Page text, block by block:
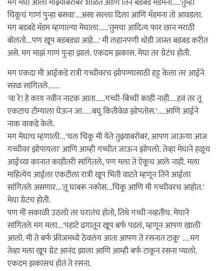
चिकूचं गाणं पुन्हा बसवा'...असा सल्ला दिला आणि मॅडमना तो आवडला.
मग बडबडे मॅडम म्हणाल्या मेघाला.....'तुमचा आदित्य फार छान मराठी
बोलतो...पण खूप बडबड्या आहे...' मी लहानपणी थोडी जास्त बडबड करीत
असे. मग माझं गाणं पुन्हा झालं. एकदम झकास. मेघा तर ग्रेटंच होती.
मग एकदा मी आईकडे रात्री गच्चीवरच झोपण्यासाठी हट्ट केला तर आईने
सरळ सांगितले......
'वा रे! हे काय नवीन नाटक आता.....गच्ची-बिच्ची काही नाही....हवं तर तू
एकटाच टॉम्याला घेऊन जा.....बघू कितीवेळ झोपतोस.'....आणि आईने
नाक वाकडे केले.
मग मेघाच म्हणाली...'चल चिकू मी येते तुझ्याबरोबर, आपण जाऊया आज
गच्चीवर झोपायला' आणि आम्ही गच्चीत जाऊन झोपलो. तेव्हा मेघाने हळूच
आईच्या कानात काहीतरी सांगितले, पण मला ते ऐकूच आले नाही. मला
माहित्येय आईला एकटीला रात्री खूप भिती वाटते म्हणून तिने आईला
सांगितले असणार...'तू घाबरू नकोस...चिकू आणि मी गच्चीवरच आहोत.'
मेघा ग्रेटच होती.
पण मी सकाळी उठलो तर घरातंच होतो, तिथे गच्ची नव्हतीच. मेघाने
सांगितले मग मला...'पहाटे ढगातून खूप बर्फ पडलं, म्हणून आपण खाली
आलो. मी ते बर्फ फ्रीजमध्ये ठेवलंय आता आपण ते रसनात टाकू' ....मग
तेव्हा मला खूप ग्रेट आनंद झाला आणि आम्ही बर्फ टाकून रसना प्यालो.
एकदम झकासच होतं ते रसना.